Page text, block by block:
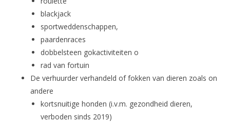
blackjack
sportweddenschappen,
paardenraces
dobbelsteen gokactiviteiten o
rad van fortuin
De verhuurder verhandeld of fokken van dieren zoals on
andere
kortsnuitige honden (i.v.m. gezondheid dieren,
verboden sinds 2019)